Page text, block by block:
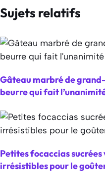
Sujets relatifs
Gâteau marbré de
beurre qui fait
Petites focaccias
irrésistibles pour le